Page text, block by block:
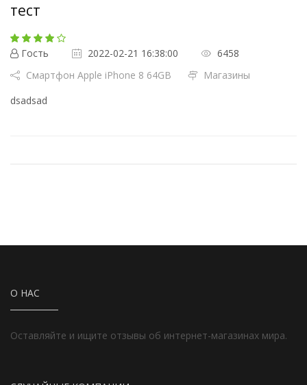
тест
Гость 2022-02-21 16:38:00
6458
Смартфон Apple iPhone 8 64GB
Магазины
dsadsad
О НАС
Оставляйте и ищите отзывы об интернет-магазинах мира.